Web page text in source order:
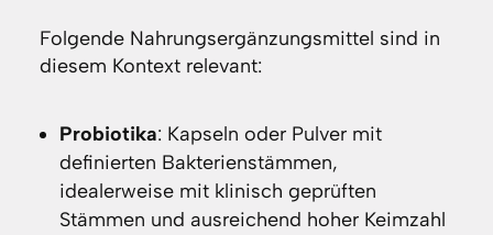
Folgende Nahrungsergänzungsmittel sind in
diesem Kontext relevant:
Probiotika: Kapseln oder Pulver mit
definierten Bakterienstämmen,
idealerweise mit klinisch geprüften
Stämmen und ausreichend hoher Keimzahl